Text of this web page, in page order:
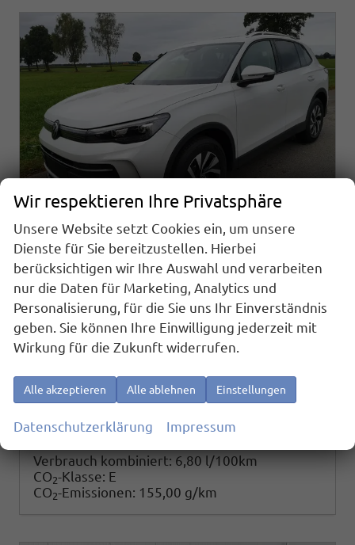
Volkswagen Tiguan
1.5 eTSI 96 kW Life Navi ACC LED AHK
sofort lieferbar Fahrzeug mit Tageszulassung
24903 Getriebe
Automatik
Benzin
Leistung96 kW (131 PS) Kilometerstand10 km
01.01.2026
35.490,– € Details
Verbrauch kombiniert: 6,80 l/100km
CO2-Klasse: E
CO2-Emissionen: 155,00 g/km
Wir respektieren Ihre Privatsphäre
Unsere Website setzt Cookies ein, um unsere
Dienste für Sie bereitzustellen. Hierbei
berücksichtigen wir Ihre Auswahl und verarbeiten
nur die Daten für Marketing, Analytics und
Personalisierung, für die Sie uns Ihr Einverständnis
geben. Sie können Ihre Einwilligung jederzeit mit
Wirkung für die Zukunft widerrufen.
Alle akzeptieren Alle ablehnen Einstellungen
Datenschutzerklärung Impressum